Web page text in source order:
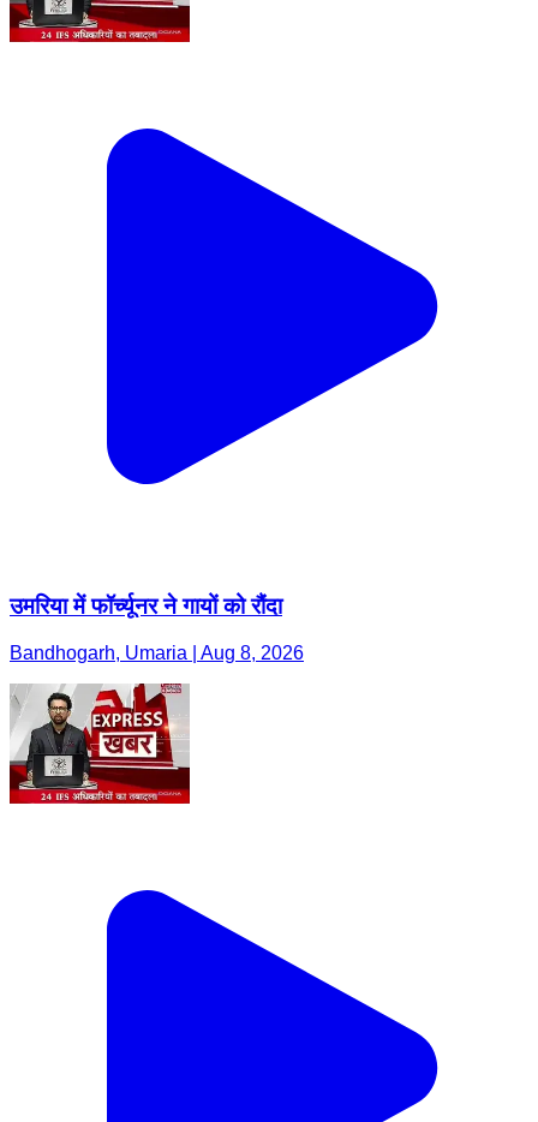
उमरिया में फॉर्च्यूनर ने गायों को रौंदा
Bandhogarh, Umaria | Aug 8, 2026